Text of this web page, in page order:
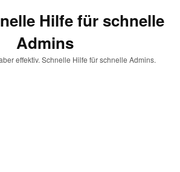
Hilfe für schnelle
Admins
effektiv. Schnelle Hilfe für schnelle Admins.